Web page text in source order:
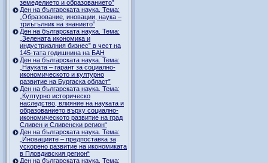
земеделието и образованието”
Ден на българската наука. Тема:
„Образование, иновации, наука –
триъгълник на знанието”
Ден на българската наука. Тема:
„Зелената икономика и
индустриалния бизнес” в чест на
145-тата годишнина на БАН
Ден на българската наука. Тема:
„Науката – гарант за социално-
икономическото и културно
развитие на Бургаска област”
Ден на българската наука. Тема:
„Културно историческо
наследство, влияние на науката и
образованието върху социално-
икономическото развитие на град
Сливен и Сливенски регион“
Ден на българската наука. Тема:
„Иновациите – предпоставка за
ускорено развитие на икономиката
в Пловдивския регион“
Ден на българската наука. Тема: